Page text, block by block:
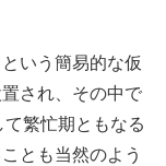
いう簡易的な仮
され、その中で
繁忙期ともなる
とも当然のよう